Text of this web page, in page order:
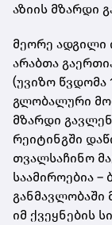
აზიის მზარდი
მეორე ადგილი
არაბთა
(უვიზო წვდომა
გლობალური
მზარდი
რეიტინგში
თვალსაჩინო
საამიროებია
განმავლობაში
იმ ქვეყნების